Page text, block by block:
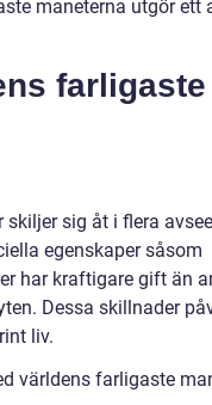
maneterna utgör ett
farligaste
sig åt i flera
egenskaper såsom
har kraftigare gift än
Dessa skillnader
liv.
världens farligaste